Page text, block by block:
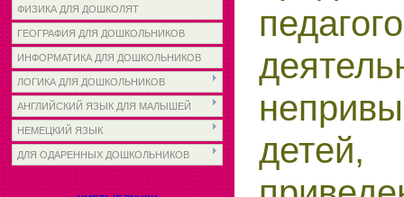
ФИЗИКА ДЛЯ ДОШКОЛЯТ
ГЕОГРАФИЯ ДЛЯ ДОШКОЛЬНИКОВ
ИНФОРМАТИКА ДЛЯ ДОШКОЛЬНИКОВ
ЛОГИКА ДЛЯ ДОШКОЛЬНИКОВ
АНГЛИЙСКИЙ ЯЗЫК ДЛЯ МАЛЫШЕЙ
НЕМЕЦКИЙ ЯЗЫК
ДЛЯ ОДАРЕННЫХ ДОШКОЛЬНИКОВ